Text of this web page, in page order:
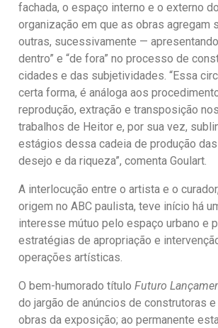
fachada, o espaço interno e o externo
organização em que as obras agregam
outras, sucessivamente —
dentro” e “de fora” no processo de
cidades e das subjetividades. “Essa
certa forma, é análoga aos
reprodução, extração e transposição
trabalhos de Heitor e, por sua vez,
estágios dessa cadeia de produção
desejo e da riqueza”, comenta Goulart.
A interlocução entre o artista e o
origem no ABC paulista, teve início há
interesse mútuo pelo espaço urbano e
estratégias de apropriação e
operações artísticas.
O bem-humorado título Futuro
do jargão de anúncios de construtoras
obras da exposição; ao permanente